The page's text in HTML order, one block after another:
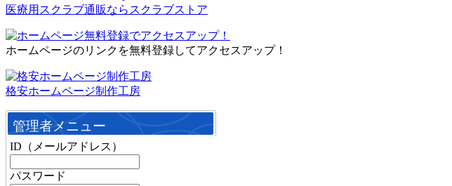
医療用スクラブ通販ならスクラブストア
ホームページのリンクを無料登録してアクセスアップ！
格安ホームページ制作工房
管理者メニュー
ID（メールアドレス）
パスワード